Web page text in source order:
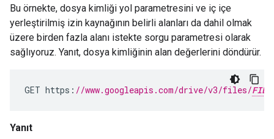
Bu örnekte, dosya kimliği yol parametresini ve iç içe
yerleştirilmiş izin kaynağının belirli alanları da dahil olmak
üzere birden fazla alanı istekte sorgu parametresi olarak
sağlıyoruz. Yanıt, dosya kimliğinin alan değerlerini döndürür.
GET https : //www.googleapis.com/drive/v3/files/
Yanıt